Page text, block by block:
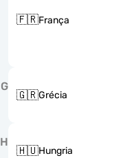
🇫🇷França
G
🇬🇷Grécia
H
🇭🇺Hungria